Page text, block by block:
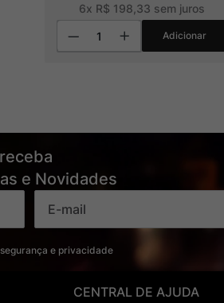
6x R$ 198 33 sem juros
Adicionar
e Novidades
e privacidade
CENTRAL DE AJUDA